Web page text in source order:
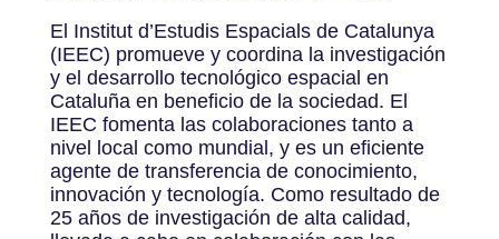
El Institut d’Estudis Espacials de Catalunya
(IEEC) promueve y coordina la investigación
y el desarrollo tecnológico espacial en
Cataluña en beneficio de la sociedad. El
IEEC fomenta las colaboraciones tanto a
nivel local como mundial, y es un eficiente
agente de transferencia de conocimiento,
innovación y tecnología. Como resultado de
25 años de investigación de alta calidad,